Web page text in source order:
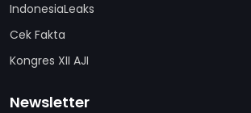
IndonesiaLeaks
Cek Fakta
Kongres XII AJI
Newsletter